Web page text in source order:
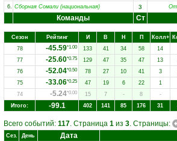
6. Сборная Сомали (национальная) з
Команды Ст
Сезон Рейтинг И В Н П Колл+
78
-45.59*1.00 133 41 34 58 14
77
-25.60*0.75 129 47 35 47 13
76
-52.04*0.50 78 27 10 41 3
75
-33.06*0.25 47 19 6 22 1
74
-5.24*0.00 15 7 - 8 -
Итого:
-99.1 402 141 85 176 31
Всего событий: 117. Страница 1 из 3. Страницы:
Сез. День Дата